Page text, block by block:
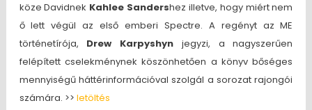
köze Davidnek Kahlee Sandershez illetve, hogy miért nem
ő lett végül az első emberi Spectre. A regényt az ME
történetírója, Drew Karpyshyn jegyzi, a nagyszerűen
felépített cselekménynek köszönhetően a könyv bőséges
mennyiségű háttérinformációval szolgál a sorozat rajongói
számára. >> letöltés